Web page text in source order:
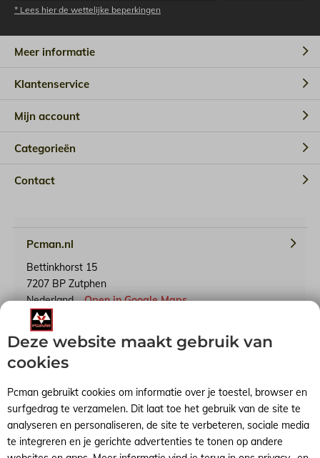
* Lees hier de wettelijke beperkingen
Meer informatie
Klantenservice
Mijn account
Categorieën
Contact
Pcman.nl
Bettinkhorst 15
7207 BP Zutphen
Nederland
Open in Google Maps
KvK-nummer: 65241614
BTW-identificatienummer: NL001791739B90
Algemene voorwaarden RSS-feed Sitemap
Deze website maakt gebruik van
cookies
Pcman gebruikt cookies om informatie over je toestel, browser en
surfgedrag te verzamelen. Dit laat toe het gebruik van de site te
analyseren en personaliseren, de site te verbeteren, sociale media
te integreren en je gerichte advertenties te tonen op andere